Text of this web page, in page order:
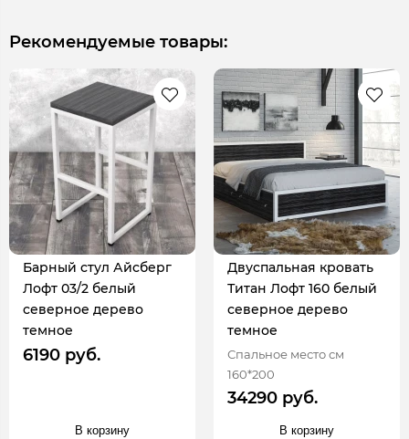
Рекомендуемые товары:
Барный стул Айсберг
Лофт 03/2 белый
северное дерево
темное
6190 руб.
В корзину
Двуспальная кровать
Титан Лофт 160 белый
северное дерево
темное
Спальное место см
160*200
34290 руб.
В корзину